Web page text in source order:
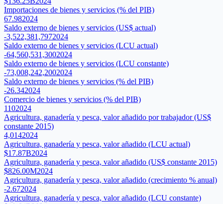
Importaciones de bienes y servicios (% del PIB)
67.982024
Saldo externo de bienes y servicios (US$ actual)
-3,522,381,7972024
Saldo externo de bienes y servicios (LCU actual)
-64,560,531,3002024
Saldo externo de bienes y servicios (LCU constante)
-73,008,242,2002024
Saldo externo de bienes y servicios (% del PIB)
-26.342024
Comercio de bienes y servicios (% del PIB)
1102024
Agricultura, ganadería y pesca, valor añadido por trabajador (US$
constante 2015)
4,0142024
Agricultura, ganadería y pesca, valor añadido (LCU actual)
$17.87B2024
Agricultura, ganadería y pesca, valor añadido (US$ constante 2015)
$826.00M2024
Agricultura, ganadería y pesca, valor añadido (crecimiento % anual)
-2.672024
Agricultura, ganadería y pesca, valor añadido (LCU constante)